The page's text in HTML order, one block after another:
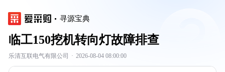
寻源宝典
临工150挖机转向灯故障排查
乐清互联电气有限公司 · 2026-08-04 08:00:00